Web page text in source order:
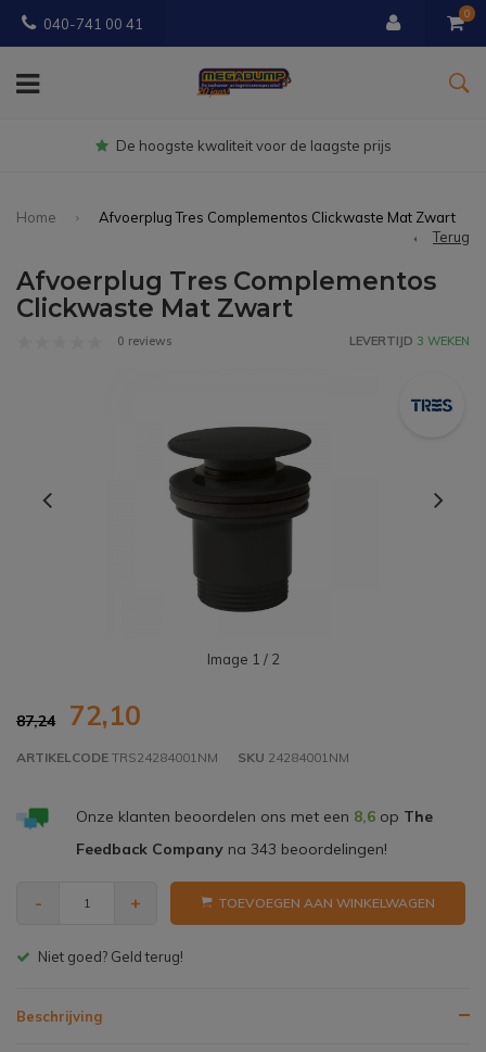
040-741 00 41
0
Gratisbezorgd vanaf € 150
Home
Afvoerplug Tres Complementos Clickwaste Mat Zwart
Terug
Afvoerplug Tres Complementos
Clickwaste Mat Zwart
0 reviews LEVERTIJD 3 WEKEN
Image 1 / 2
87,24 72,10
ARTIKELCODE TRS24284001NM SKU 24284001NM
Onze klanten beoordelen ons met een 8,6op The
Feedback Companyna 343 beoordelingen!
- + TOEVOEGEN AAN WINKELWAGEN
Gratis bezorgen v.a. € 150,- (NL)
Beschrijving